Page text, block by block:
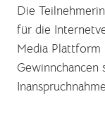
Die
für die
Media Plattform
Gewinnchancen